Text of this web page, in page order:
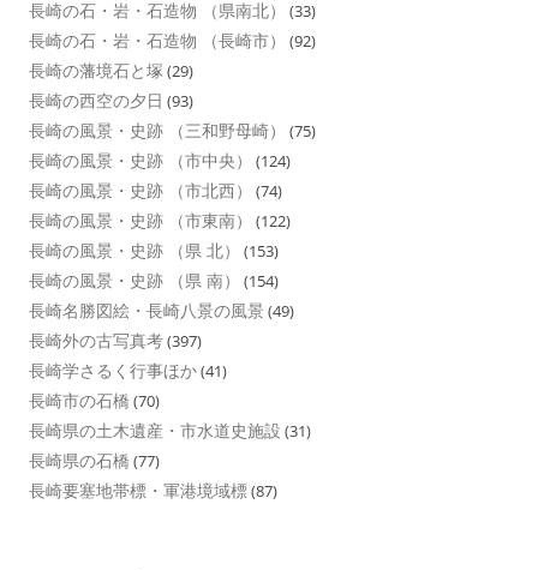
長崎の石・岩・石造物 （県南北） (33)
長崎の石・岩・石造物 （長崎市） (92)
長崎の藩境石と塚 (29)
長崎の西空の夕日 (93)
長崎の風景・史跡 （三和野母崎） (75)
長崎の風景・史跡 （市中央） (124)
長崎の風景・史跡 （市北西） (74)
長崎の風景・史跡 （市東南） (122)
長崎の風景・史跡 （県 北） (153)
長崎の風景・史跡 （県 南） (154)
長崎名勝図絵・長崎八景の風景 (49)
長崎外の古写真考(397)
長崎学さるく行事ほか(41)
長崎市の石橋 (70)
長崎県の土木遺産・市水道史施設 (31)
長崎県の石橋 (77)
長崎要塞地帯標・軍港境域標(87)